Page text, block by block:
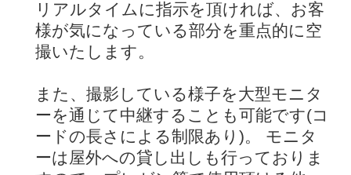
リアルタイムに指示を頂ければ、お客
様が気になっている部分を重点的に空
撮いたします。
また、撮影している様子を大型モニタ
ーを通じて中継することも可能です(コ
ードの長さによる制限あり)。 モニタ
ーは屋外への貸し出しも行っておりま